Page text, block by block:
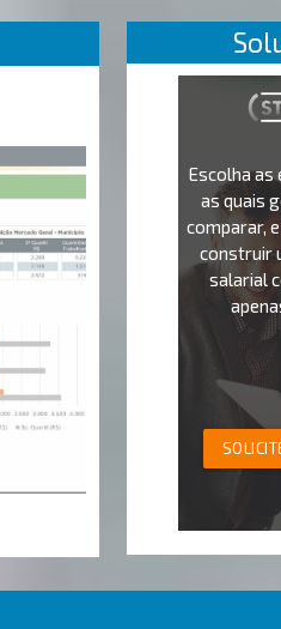
Escolha as
as quais
comparar,
construir
salarial